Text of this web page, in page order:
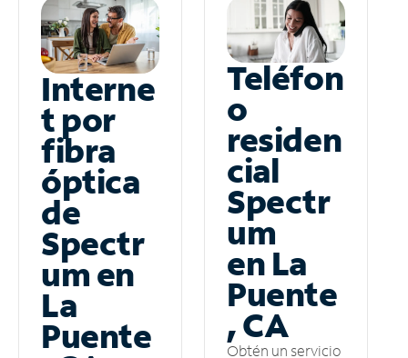
Interne
t por
fibra
óptica
de
Spectr
um en
La
Puente
Teléfon
o
residen
cial
Spectr
um
en La
Puente
, CA
Obtén un servicio